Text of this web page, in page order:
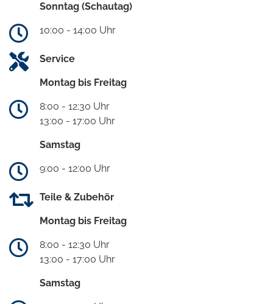
Sonntag (Schautag)
10:00 - 14:00 Uhr
Service
Montag bis Freitag
8:00 - 12:30 Uhr
13:00 - 17:00 Uhr
Samstag
9:00 - 12:00 Uhr
Teile & Zubehör
Montag bis Freitag
8:00 - 12:30 Uhr
13:00 - 17:00 Uhr
Samstag